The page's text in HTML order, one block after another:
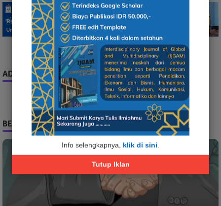
Info selengkapnya, klik di sini
Tutup Iklan
ADS
BERITA TERPOPULER